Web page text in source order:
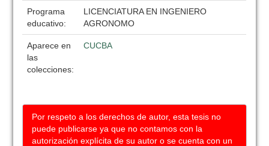
Programa
educativo:
LICENCIATURA EN INGENIERO
AGRONOMO
Aparece en
las
colecciones:
CUCBA
Por respeto a los derechos de autor, esta tesis no
puede publicarse ya que no contamos con la
autorización explícita de su autor o se cuenta con un